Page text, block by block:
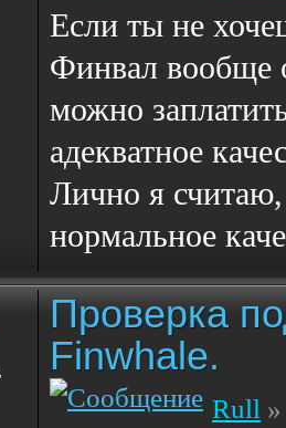
Если ты не
Финвал вообще
можно
адекватное
Лично я
нормальное
Проверка
Finwhale.
Rull